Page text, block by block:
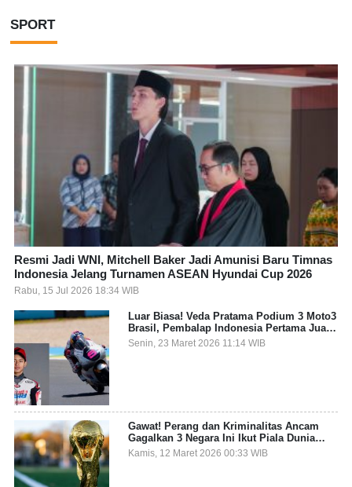
SPORT
Resmi Jadi WNI, Mitchell Baker Jadi Amunisi Baru Timnas
Indonesia Jelang Turnamen ASEAN Hyundai Cup 2026
Rabu, 15 Jul 2026 18:34 WIB
Luar Biasa! Veda Pratama Podium 3 Moto3
Brasil, Pembalap Indonesia Pertama Juara
Grand Prix
Senin, 23 Maret 2026 11:14 WIB
Gawat! Perang dan Kriminalitas Ancam
Gagalkan 3 Negara Ini Ikut Piala Dunia
2026
Kamis, 12 Maret 2026 00:33 WIB